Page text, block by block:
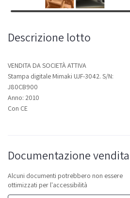
Descrizione lotto
VENDITA DA SOCIETÀ ATTIVA
Stampa digitale Mimaki UJF-3042. S/N:
J80CB900
Anno: 2010
Con CE
Documentazione vendita
Alcuni documenti potrebbero non essere
ottimizzati per l'accessibilità